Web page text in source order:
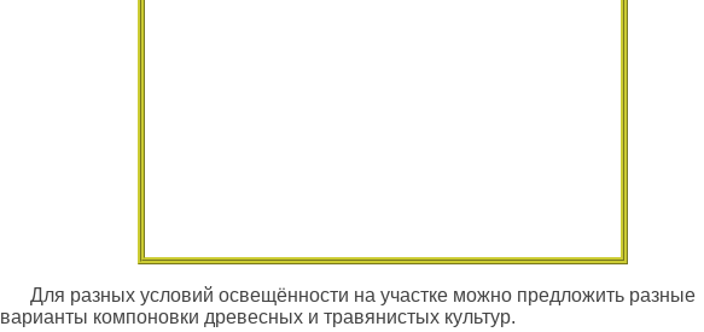
Для разных условий освещённости на участке можно предложить разные
варианты компоновки древесных и травянистых культур.